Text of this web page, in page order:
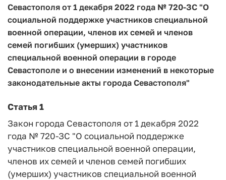
Севастополя от 1 декабря 2022 года № 720-ЗС "О
социальной поддержке участников специальной
военной операции, членов их семей и членов
семей погибших (умерших) участников
специальной военной операции в городе
Севастополе и о внесении изменений в некоторые
законодательные акты города Севастополя"
Статья 1
Закон города Севастополя от 1 декабря 2022
года № 720-ЗС "О социальной поддержке
участников специальной военной операции,
членов их семей и членов семей погибших
(умерших) участников специальной военной